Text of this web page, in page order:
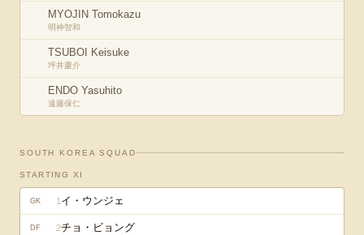
MYOJIN Tomokazu
明神智和
TSUBOI Keisuke
坪井慶介
ENDO Yasuhito
遠藤保仁
SOUTH KOREA SQUAD
STARTING XI
GK 1 イ・ウンジェ
DF 2チョ・ビョング